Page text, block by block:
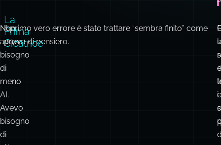
avevo
bisogno
di
meno
AI.
La
Prima
Cicatrice
prova di pensiero.